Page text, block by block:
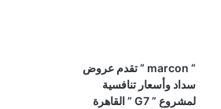
” marcon ” تقدم عروض
سداد وأسعار تنافسية
لمشروع ” G7 ” القاهرة